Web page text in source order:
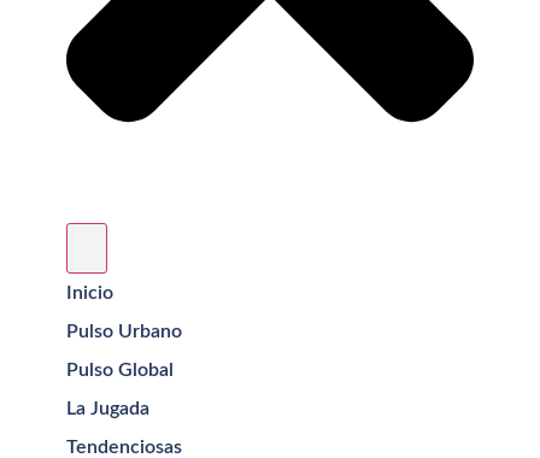
Inicio
Pulso Urbano
Pulso Global
La Jugada
Tendenciosas